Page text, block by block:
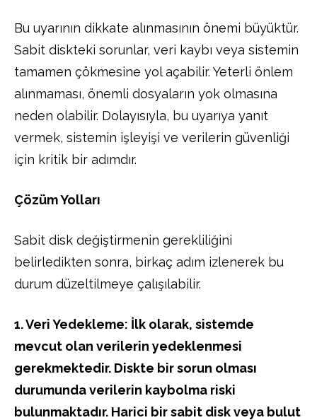
Bu uyarının dikkate alınmasının önemi büyüktür.
Sabit diskteki sorunlar, veri kaybı veya sistemin
tamamen çökmesine yol açabilir. Yeterli önlem
alınmaması, önemli dosyaların yok olmasına
neden olabilir. Dolayısıyla, bu uyarıya yanıt
vermek, sistemin işleyişi ve verilerin güvenliği
için kritik bir adımdır.
Çözüm Yolları
Sabit disk değiştirmenin gerekliliğini
belirledikten sonra, birkaç adım izlenerek bu
durum düzeltilmeye çalışılabilir.
1. Veri Yedekleme: İlk olarak, sistemde
mevcut olan verilerin yedeklenmesi
gerekmektedir. Diskte bir sorun olması
durumunda verilerin kaybolma riski
bulunmaktadır. Harici bir sabit disk veya bulut